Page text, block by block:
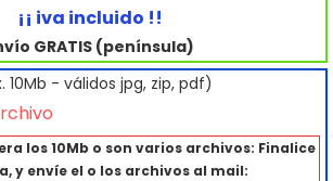
¡¡ iva incluido !!
GRATIS (península)
10Mb - válidos jpg, zip, pdf)
los 10Mb o son varios archivos: Finalice
y envíe el o los archivos al mail: